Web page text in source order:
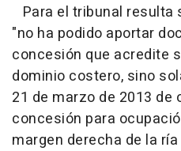
Para el tribunal resulta
"no ha podido aportar
concesión que acredite
dominio costero, sino
21 de marzo de 2013 de
concesión para
margen derecha de la